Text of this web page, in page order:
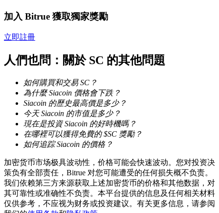
一鍵質押鎖定高收益
Launchpool
活期質押獲得熱門資產
加入 Bitrue 獲取獨家獎勵
立即註冊
人們也問：關於 SC 的其他問題
如何購買和交易 SC？
為什麼 Siacoin 價格會下跌？
Siacoin 的歷史最高價是多少？
今天 Siacoin 的市值是多少？
現在是投資 Siacoin 的好時機嗎？
在哪裡可以獲得免費的 $SC 獎勵？
如何追踪 Siacoin 的價格？
加密货币市场极具波动性，价格可能会快速波动。您对投资决
策负有全部责任，Bitrue 对您可能遭受的任何损失概不负责。
我们依赖第三方来源获取上述加密货币的价格和其他数据，对
其可靠性或准确性不负责。本平台提供的信息及任何相关材料
仅供参考，不应视为财务或投资建议。有关更多信息，请参阅